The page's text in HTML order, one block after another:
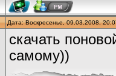
Дата: Воскресенье, 09.03.2008,
скачать
самому))